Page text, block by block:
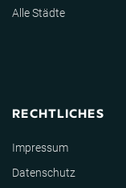
Alle Städte
RECHTLICHES
Impressum
Datenschutz